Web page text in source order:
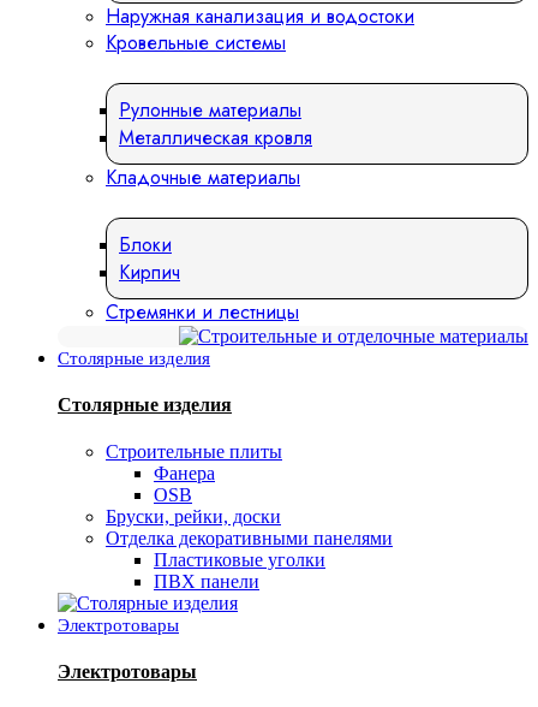
Наружная канализация и водостоки
Кровельные системы
Рулонные материалы
Металлическая кровля
Кладочные материалы
Блоки
Кирпич
Стремянки и лестницы
Столярные изделия
Столярные изделия
Строительные плиты
Фанера
OSB
Бруски, рейки, доски
Отделка декоративными панелями
Пластиковые уголки
ПВХ панели
Электротовары
Электротовары